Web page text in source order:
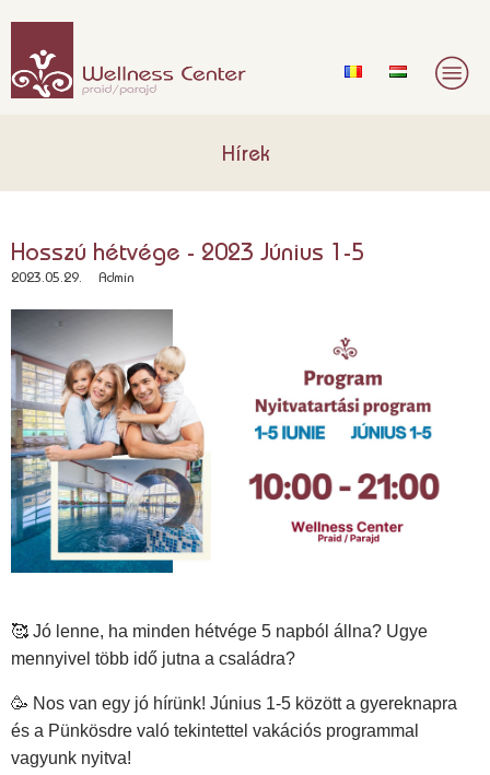
Hírek
Hosszú hétvége - 2023 Június 1-5
2023.05.29. Admin
🥰 Jó lenne, ha minden hétvége 5 napból állna? Ugye
mennyivel több idő jutna a családra?
🥳 Nos van egy jó hírünk! Június 1-5 között a gyereknapra
és a Pünkösdre való tekintettel vakációs programmal
vagyunk nyitva!